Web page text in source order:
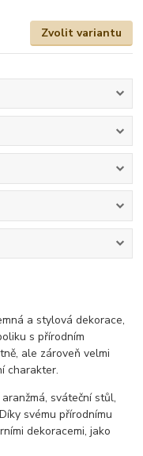
Zvolit variantu
a stylová dekorace,
s přírodním
ale zároveň velmi
charakter.
sváteční stůl,
svému přírodnímu
dekoracemi, jako